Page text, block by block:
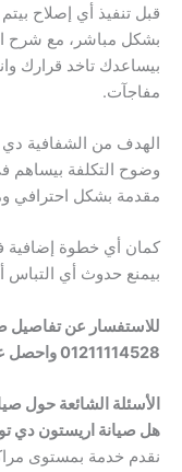
قبل تنفيذ أي إصلاح
بشكل مباشر، مع شرح
بيساعدك تاخد قرارك
مفاجآت.
الهدف من الشفافية دي
وضوح التكلفة بيساهم
مقدمة بشكل احترافي
كمان أي خطوة إضافية
بيمنع حدوث أي التباس
للاستفسار عن تفاصيل
01211114528 واحصل على شرح واضح للتكلفة قبل بدء الخدمة
الأسئلة الشائعة حول
هل صيانة اريستون دي
نقدم خدمة بمستوى